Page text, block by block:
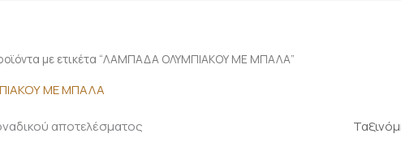
με ετικέτα “ΛΑΜΠΑΔΑ ΟΛΥΜΠΙΑΚΟΥ ΜΕ ΜΠΑΛΑ”
ΜΕ ΜΠΑΛΑ
αποτελέσματος